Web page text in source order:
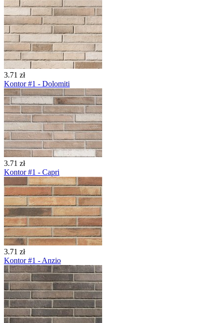
3.71 zł
Kontor #1 - Dolomiti
3.71 zł
Kontor #1 - Capri
3.71 zł
Kontor #1 - Anzio